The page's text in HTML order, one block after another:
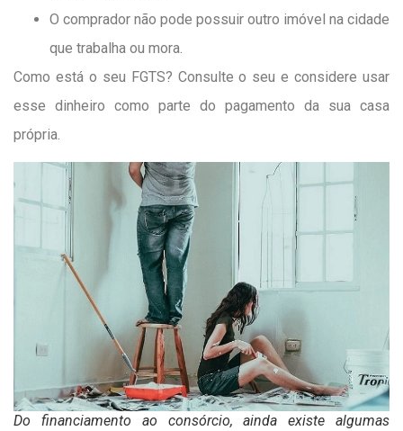
O comprador não pode possuir outro imóvel na cidade
que trabalha ou mora.
Como está o seu FGTS? Consulte o seu e considere usar
esse dinheiro como parte do pagamento da sua casa
própria.
Do financiamento ao consórcio, ainda existe algumas